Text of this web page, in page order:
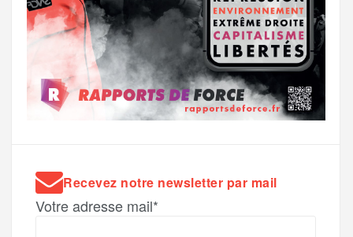
Recevez notre newsletter par mail
Votre adresse mail*